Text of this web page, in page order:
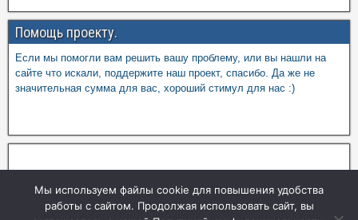
Помощь проекту.
Если мы помогли вам решить вашу проблему, или вы нашли на
сайте что искали, поддержите наш проект, спасибо. Да же не
значительная сумма для вас, хороший стимул для нас :)
Мы используем файлы cookie для повышения удобства
работы с сайтом. Продолжая использовать сайт, вы